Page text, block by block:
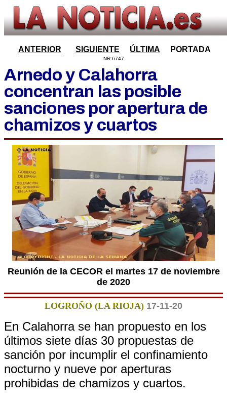
ANTERIOR SIGUIENTE ÚLTIMA PORTADA
NR:6747
Arnedo y Calahorra
concentran las posible
sanciones por apertura de
chamizos y cuartos
Reunión de la CECOR el martes 17 de noviembre
de 2020
LOGROÑO (LA RIOJA) 17-11-20
En Calahorra se han propuesto en los
últimos siete días 30 propuestas de
sanción por incumplir el confinamiento
nocturno y nueve por aperturas
prohibidas de chamizos y cuartos.